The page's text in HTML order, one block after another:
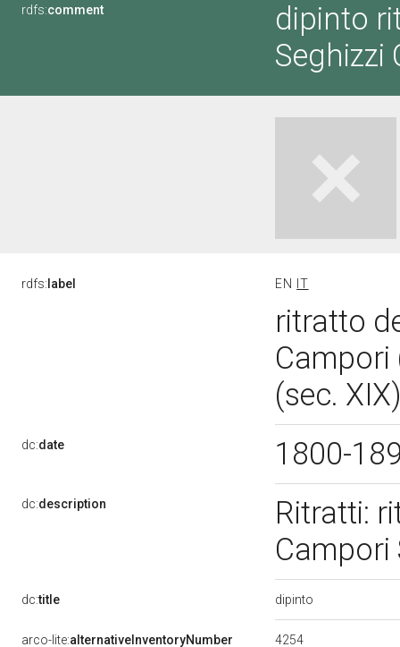
rdfs:comment
dipinto
Seghizzi
rdfs: label EN IT
ritratto
(sec.
dc:date 1800-
dc:description
Ritratti:
dc:title dipinto
arco-lite:alternativeInventoryNumber 4254